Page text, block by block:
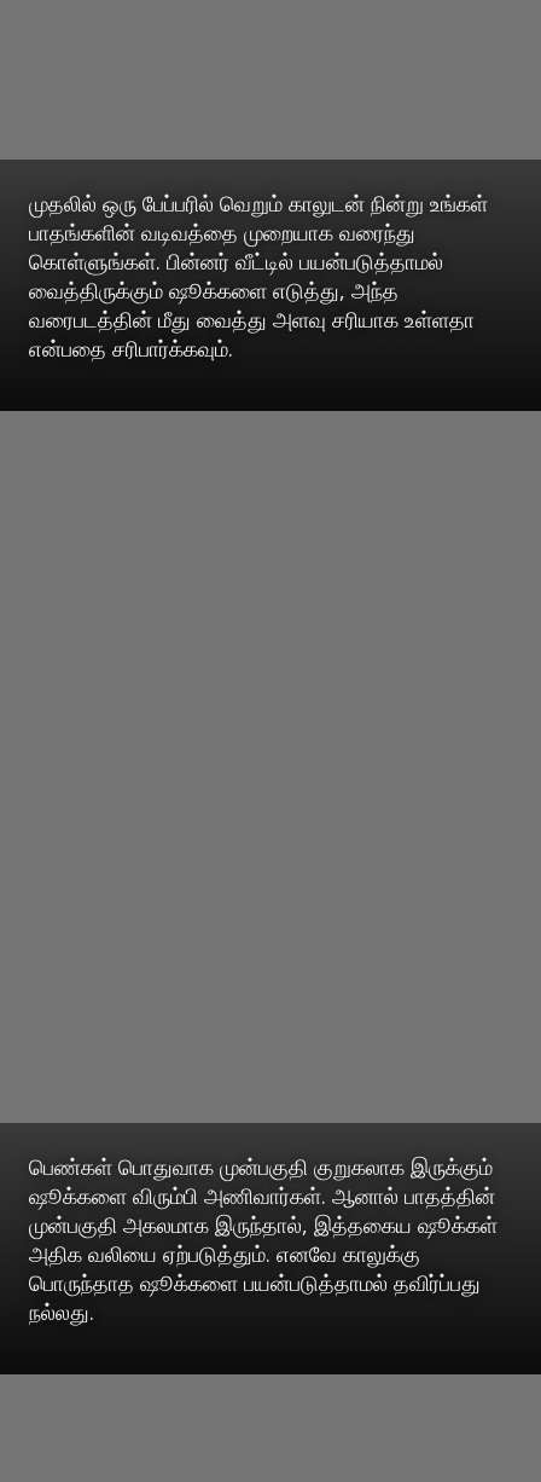
முதலில் ஒரு பேப்பரில் வெறும் காலுடன் நின்று உங்கள்
பாதங்களின் வடிவத்தை முறையாக வரைந்து
கொள்ளுங்கள். பின்னர் வீட்டில் பயன்படுத்தாமல்
வைத்திருக்கும் ஷூக்களை எடுத்து, அந்த
வரைபடத்தின் மீது வைத்து அளவு சரியாக உள்ளதா
என்பதை சரிபார்க்கவும்.
பெண்கள் பொதுவாக முன்பகுதி குறுகலாக இருக்கும்
ஷூக்களை விரும்பி அணிவார்கள். ஆனால் பாதத்தின்
முன்பகுதி அகலமாக இருந்தால், இத்தகைய ஷூக்கள்
அதிக வலியை ஏற்படுத்தும். எனவே காலுக்கு
பொருந்தாத ஷூக்களை பயன்படுத்தாமல் தவிர்ப்பது
நல்லது.